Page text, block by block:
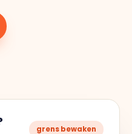
grens bewaken